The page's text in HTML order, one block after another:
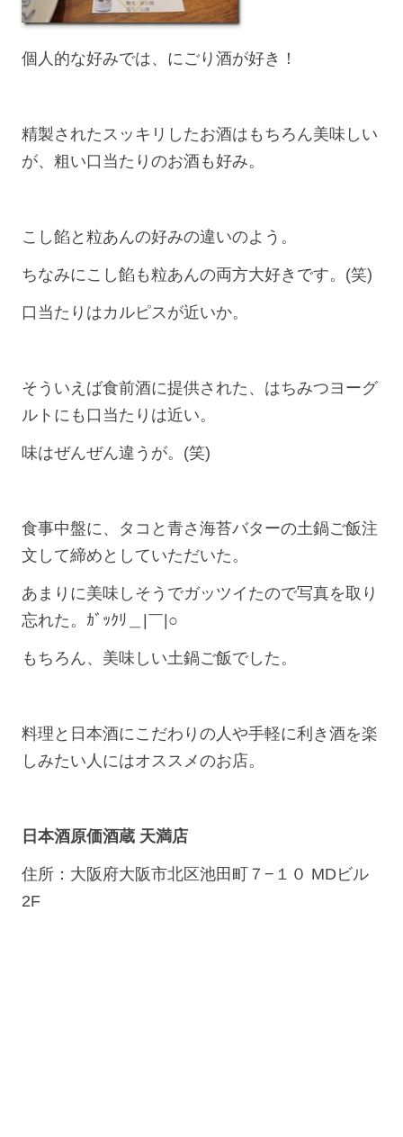
個人的な好みでは、にごり酒が好き！
精製されたスッキリしたお酒はもちろん美味しい
が、粗い口当たりのお酒も好み。
こし餡と粒あんの好みの違いのよう。
ちなみにこし餡も粒あんの両方大好きです。(笑)
口当たりはカルピスが近いか。
そういえば食前酒に提供された、はちみつヨーグ
ルトにも口当たりは近い。
味はぜんぜん違うが。(笑)
食事中盤に、タコと青さ海苔バターの土鍋ご飯注
文して締めとしていただいた。
あまりに美味しそうでガッツイたので写真を取り
忘れた。ｶﾞｯｸﾘ＿|￣|○
もちろん、美味しい土鍋ご飯でした。
料理と日本酒にこだわりの人や手軽に利き酒を楽
しみたい人にはオススメのお店。
日本酒原価酒蔵 天満店
住所：大阪府大阪市北区池田町７−１０ MDビル
2F